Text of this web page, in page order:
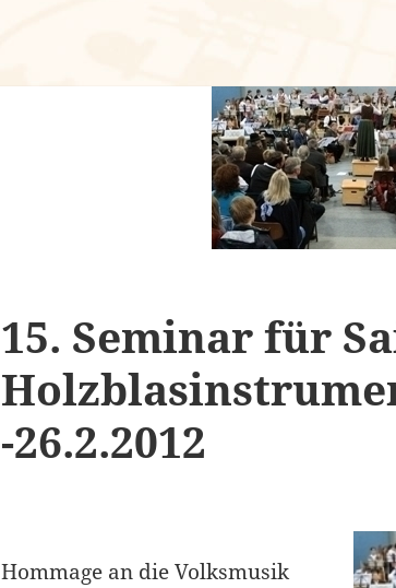
15. Seminar für
-26.2.2012
Hommage an die Volksmusik